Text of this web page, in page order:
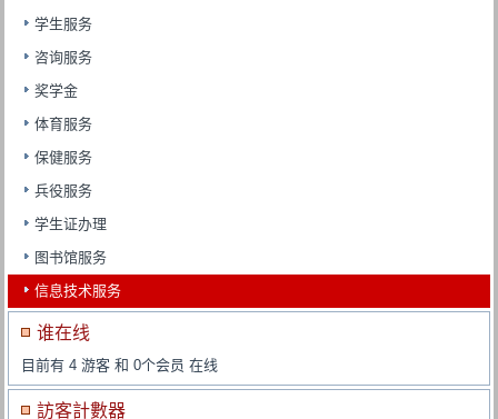
学生服务
咨询服务
奖学金
体育服务
保健服务
兵役服务
学生证办理
图书馆服务
信息技术服务
谁在线
目前有 4 游客 和 0个会员 在线
訪客計數器